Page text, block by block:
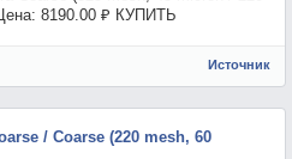
8190.00 ₽ КУПИТЬ
Источник
/ Coarse (220 mesh, 60